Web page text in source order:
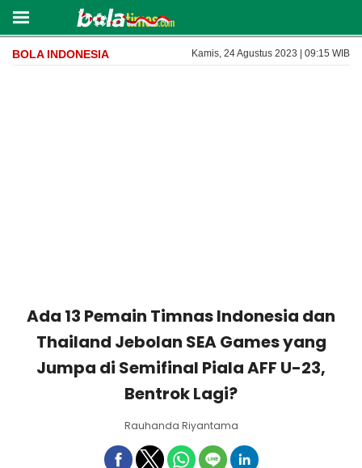
BOLA INDONESIA Kamis, 24 Agustus 2023 | 09:15 WIB
Ada 13 Pemain Timnas Indonesia dan
Thailand Jebolan SEA Games yang
Jumpa di Semifinal Piala AFF U-23,
Bentrok Lagi?
Rauhanda Riyantama